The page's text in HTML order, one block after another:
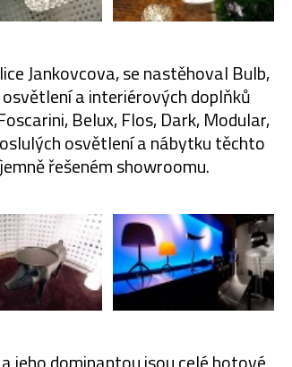
Jankovcova, se nastěhoval Bulb,
a interiérových doplňků
Belux, Flos, Dark, Modular,
osvětlení a nábytku těchto
řešeném showroomu.